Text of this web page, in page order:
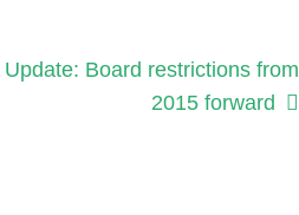
Update: Board restrictions from
2015 forward